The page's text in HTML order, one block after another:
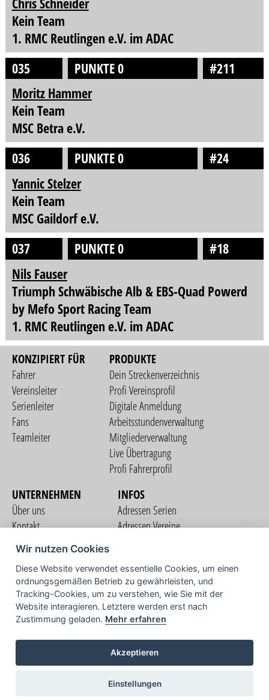
Kein Team
1. RMC Reutlingen e.V. im ADAC
035
PUNKTE 0
#211
Moritz Hammer
Kein Team
MSC Betra e.V.
036
PUNKTE 0
#24
Yannic Stelzer
Kein Team
MSC Gaildorf e.V.
037
PUNKTE 0
#18
Nils Fauser
Triumph Schwäbische Alb & EBS-Quad Powerd
by Mefo Sport Racing Team
1. RMC Reutlingen e.V. im ADAC
KONZIPIERT FÜR
Fahrer
Vereinsleiter
Serienleiter
Fans
Teamleiter
PRODUKTE
Dein Streckenverzeichnis
Profi Vereinsprofil
Digitale Anmeldung
Arbeitsstundenverwaltung
Mitgliederverwaltung
Live Übertragung
Profi Fahrerprofil
UNTERNEHMEN
Über uns
Kontakt
Nutzungsbedingungen
Datenschutzerklärung
Impressum
INFOS
Adressen Serien
Adressen Vereine
COMMUNITY
TV
Wir nutzen Cookies
Diese Website verwendet essentielle Cookies, um einen
ordnungsgemäßen Betrieb zu gewährleisten, und
Tracking-Cookies, um zu verstehen, wie Sie mit der
Website interagieren. Letztere werden erst nach
Zustimmung geladen. Mehr erfahren
Akzeptieren
Einstellungen